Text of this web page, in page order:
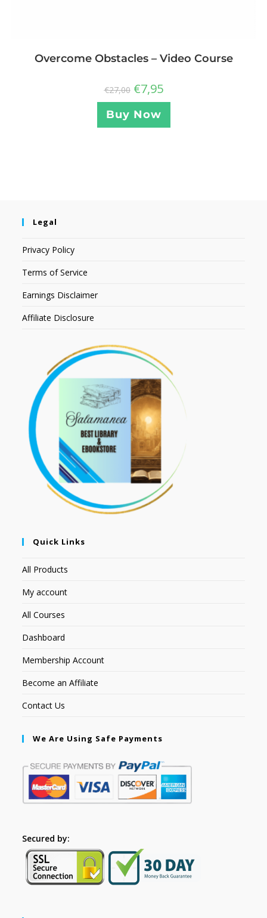
Overcome Obstacles – Video Course
€27,00 €7,95
Buy Now
Legal
Privacy Policy
Terms of Service
Earnings Disclaimer
Affiliate Disclosure
Quick Links
All Products
My account
All Courses
Dashboard
Membership Account
Become an Affiliate
Contact Us
We Are Using Safe Payments
Secured by: